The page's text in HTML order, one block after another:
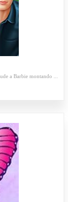
a Barbie montando ...